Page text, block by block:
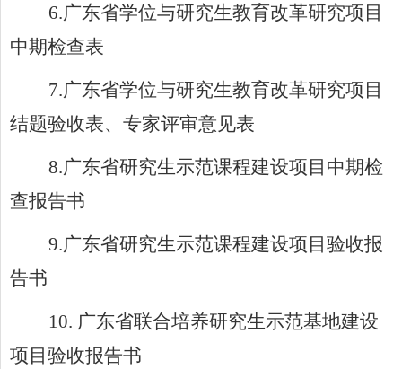
6.广东省学位与研究生教育改革研究项目
中期检查表
7.广东省学位与研究生教育改革研究项目
结题验收表、专家评审意见表
8.广东省研究生示范课程建设项目中期检
查报告书
9.广东省研究生示范课程建设项目验收报
告书
10. 广东省联合培养研究生示范基地建设
项目验收报告书